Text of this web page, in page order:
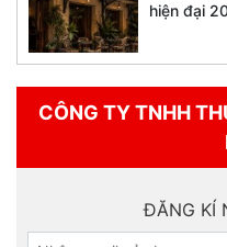
hiện đại
CÔNG TY TNHH
ĐĂNG KÍ